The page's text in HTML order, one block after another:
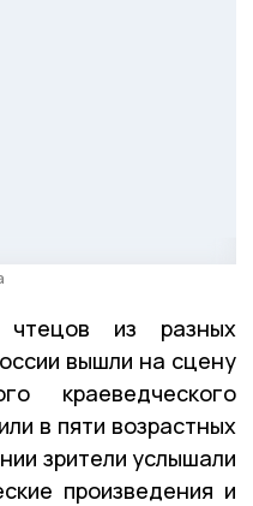
из разных
вышли на сцену
краеведческого
в пяти возрастных
зрители услышали
произведения и